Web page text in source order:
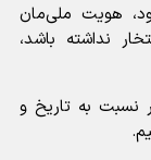
هویت ملی‌مان
نداشته باشد،
نسبت به تاریخ و